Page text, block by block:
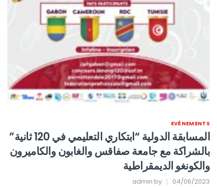
EVÉNEMENTS
المسابقة الدولية “ابتكاري التعليمي في 120 ثانية”
بالشراكة مع جامعة صفاقس والغابون والكاميرون
والكونغو الديمقراطية
04/06/2023
admin